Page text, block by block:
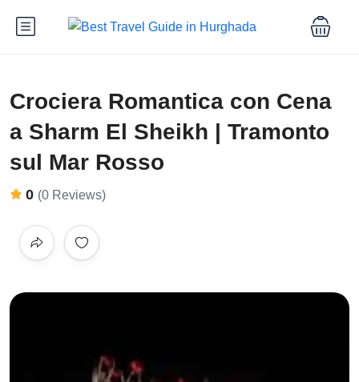
Crociera Romantica con Cena
a Sharm El Sheikh | Tramonto
sul Mar Rosso
0 (0 Reviews)